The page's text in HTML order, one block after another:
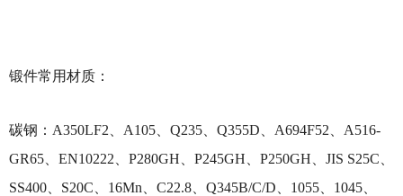
锻件常用材质：
碳钢：A350LF2、A105、Q235、Q355D、A694F52、A516-
GR65、EN10222、P280GH、P245GH、P250GH、JIS S25C、
SS400、S20C、16Mn、C22.8、Q345B/C/D、1055、1045、